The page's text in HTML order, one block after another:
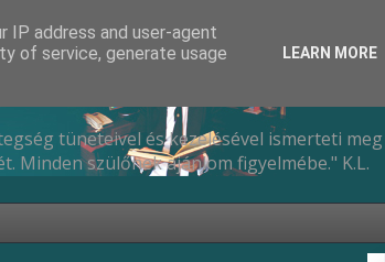
tüneteivel és kezelésével ismerteti meg
szülőnek ajánlom figyelmébe." K.L.
IP address and user-agent
of service, generate usage
LEARN MORE